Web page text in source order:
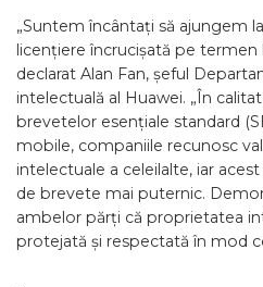
„Suntem încântați să ajungem
licențiere încrucișată pe termen
declarat Alan Fan, șeful
intelectuală al Huawei. „În
brevetelor esențiale standard
mobile, companiile recunosc
intelectuale a celeilalte, iar
de brevete mai puternic.
ambelor părți că proprietatea
protejată și respectată în mod